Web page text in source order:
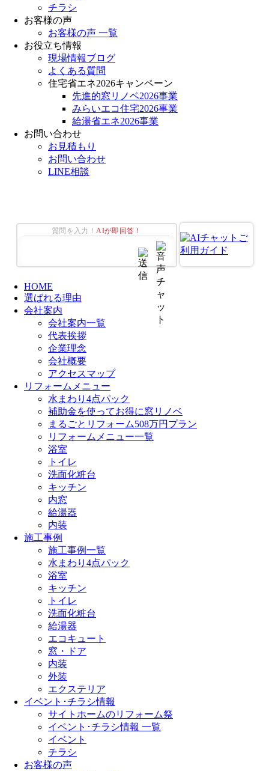
チラシ
お客様の声
お客様の声 一覧
お役立ち情報
現場情報ブログ
よくある質問
住宅省エネ2026キャンペーン
先進的窓リノベ2026事業
みらいエコ住宅2026事業
給湯省エネ2026事業
お問い合わせ
お見積もり
お問い合わせ
LINE相談
質問を入力！AIが即回答！
HOME
選ばれる理由
会社案内
会社案内一覧
代表挨拶
企業理念
会社概要
アクセスマップ
リフォームメニュー
水まわり4点パック
補助金を使ってお得に窓リノベ
まるごとリフォーム508万円プラン
リフォームメニュー一覧
浴室
トイレ
洗面化粧台
キッチン
内窓
給湯器
内装
施工事例
施工事例一覧
水まわり4点パック
浴室
キッチン
トイレ
洗面化粧台
給湯器
エコキュート
窓・ドア
内装
外装
エクステリア
イベント･チラシ情報
サイトホームのリフォーム祭
イベント･チラシ情報 一覧
イベント
チラシ
お客様の声